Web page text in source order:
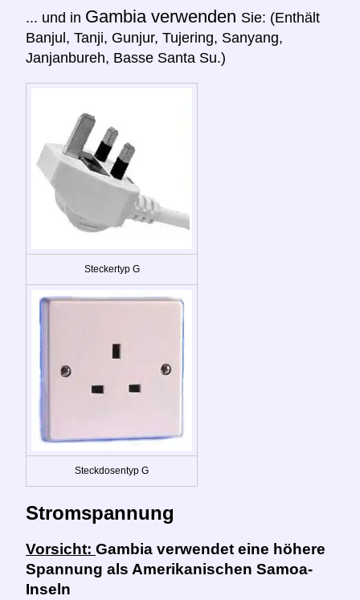
... und in Gambia verwenden Sie: (Enthält
Banjul, Tanji, Gunjur, Tujering, Sanyang,
Janjanbureh, Basse Santa Su.)
Steckertyp G
Steckdosentyp G
Stromspannung
Vorsicht: Gambia verwendet eine höhere
Spannung als Amerikanischen Samoa-
Inseln